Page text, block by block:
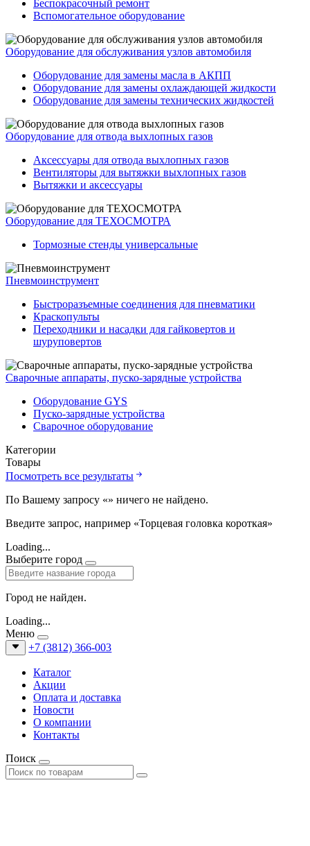
Беспокрасочный ремонт
Вспомогательное оборудование
Оборудование для обслуживания узлов автомобиля
Оборудование для замены масла в АКПП
Оборудование для замены охлаждающей жидкости
Оборудование для замены технических жидкостей
Оборудование для отвода выхлопных газов
Аксессуары для отвода выхлопных газов
Вентиляторы для вытяжки выхлопных газов
Вытяжки и аксессуары
Оборудование для ТЕХОСМОТРА
Тормозные стенды универсальные
Пневмоинструмент
Быстроразъемные соединения для пневматики
Краскопульты
Переходники и насадки для гайковертов и
шуруповертов
Сварочные аппараты, пуско-зарядные устройства
Оборудование GYS
Пуско-зарядные устройства
Сварочное оборудование
Категории
Товары
Посмотреть все результаты
По Вашему запросу «» ничего не найдено.
Введите запрос, например «Торцевая головка короткая»
Loading...
Выберите город
Город не найден.
Loading...
Меню
+7 (3812) 366-003
Каталог
Акции
Оплата и доставка
Новости
О компании
Контакты
Поиск